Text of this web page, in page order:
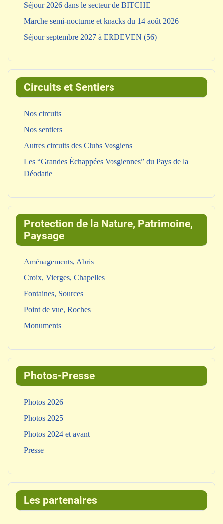
Séjour 2026 dans le secteur de BITCHE
Marche semi-nocturne et knacks du 14 août 2026
Séjour septembre 2027 à ERDEVEN (56)
Circuits et Sentiers
Nos circuits
Nos sentiers
Autres circuits des Clubs Vosgiens
Les “Grandes Échappées Vosgiennes” du Pays de la
Déodatie
Protection de la Nature, Patrimoine,
Paysage
Aménagements, Abris
Croix, Vierges, Chapelles
Fontaines, Sources
Point de vue, Roches
Monuments
Photos-Presse
Photos 2026
Photos 2025
Photos 2024 et avant
Presse
Les partenaires